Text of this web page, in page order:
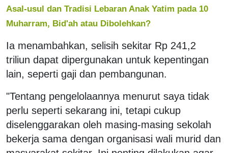
Asal-usul dan Tradisi Lebaran Anak Yatim pada 10
Muharram, Bid'ah atau Dibolehkan?
Ia menambahkan, selisih sekitar Rp 241,2
triliun dapat dipergunakan untuk kepentingan
lain, seperti gaji dan pembangunan.
"Tentang pengelolaannya menurut saya tidak
perlu seperti sekarang ini, tetapi cukup
diselenggarakan oleh masing-masing sekolah
bekerja sama dengan organisasi wali murid dan